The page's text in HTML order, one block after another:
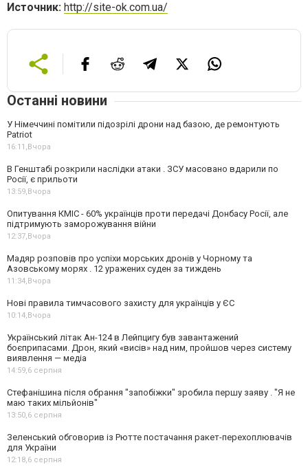
Источник: http://site-ok.com.ua/
Останні новини
У Німеччині помітили підозрілі дрони над базою, де ремонтують
Patriot
16:11,Вчора
В Генштабі розкрили наслідки атаки . ЗСУ масовано вдарили по
Росії, є прильоти
13:59,Вчора
Опитування КМІС - 60% українців проти передачі Донбасу Росії, але
підтримують заморожування війни
12:37,Вчора
Мадяр розповів про успіхи морських дронів у Чорному та
Азовському морях . 12 уражених суден за тиждень
11:34,Вчора
Нові правила тимчасового захисту для українців у ЄС
10:14,Вчора
Український літак Ан-124 в Лейпцигу був завантажений
боєприпасами. Дрон, який «висів» над ним, пройшов через систему
виявлення — медіа
14:59,6 серпня
Стефанішина після обрання "запобіжки" зробила першу заяву . "Я не
маю таких мільйонів"
13:50,6 серпня
Зеленський обговорив із Рютте постачання ракет-перехоплювачів
для України
12:18,6 серпня